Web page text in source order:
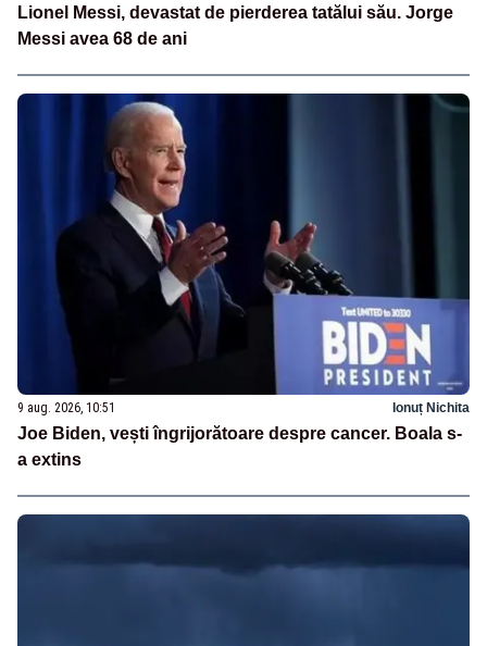
Lionel Messi, devastat de pierderea tatălui său. Jorge
Messi avea 68 de ani
9 aug. 2026, 10:51 Ionuț Nichita
Joe Biden, vești îngrijorătoare despre cancer. Boala s-
a extins